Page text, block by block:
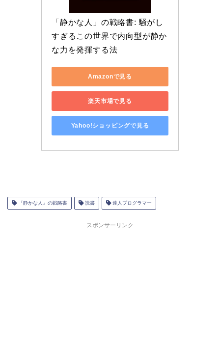
「静かな人」の戦略書: 騒がし
すぎるこの世界で内向型が静か
な力を発揮する法
Amazonで見る
楽天市場で見る
Yahoo!ショッピングで見る
『静かな人』の戦略書 読書 達人プログラマー
スポンサーリンク